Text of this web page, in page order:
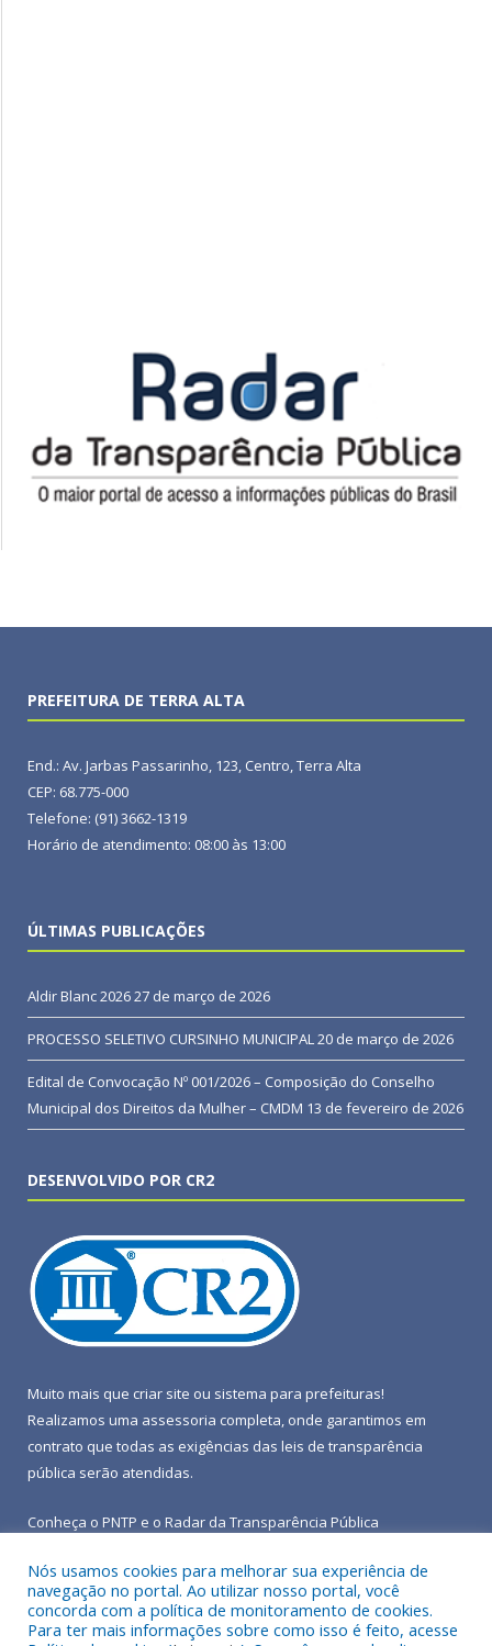
PREFEITURA DE TERRA ALTA
End.: Av. Jarbas Passarinho, 123, Centro, Terra Alta
CEP: 68.775-000
Telefone: (91) 3662-1319
Horário de atendimento: 08:00 às 13:00
ÚLTIMAS PUBLICAÇÕES
Aldir Blanc 202627 de março de 2026
PROCESSO SELETIVO CURSINHO MUNICIPAL20 de março de 2026
Edital de Convocação Nº 001/2026 – Composição do Conselho
Municipal dos Direitos da Mulher – CMDM 13 de fevereiro de 2026
DESENVOLVIDO POR CR2
Muito mais que criar site ou sistema para prefeituras!
Realizamos uma assessoria completa, onde garantimos em
contrato que todas as exigências das leis de transparência
pública serão atendidas.
Conheça o PNTP e o Radar da Transparência Pública
Todos os direitos reservados a Prefeitura Municipal de Terra
Nós usamos cookies para melhorar sua experiência de
navegação no portal. Ao utilizar nosso portal, você
concorda com a política de monitoramento de cookies.
Para ter mais informações sobre como isso é feito, acesse